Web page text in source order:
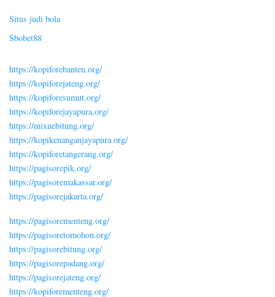
Situs judi bola
Sbobet88
https://kopiforebanten.org/
https://kopiforejateng.org/
https://kopiforesumut.org/
https://kopiforejayapura.org/
https://mixuebitung.org/
https://kopikenanganjayapura.org/
https://kopiforetangerang.org/
https://pagisorepik.org/
https://pagisoremakassar.org/
https://pagisorejakarta.org/
https://pagisorementeng.org/
https://pagisoretomohon.org/
https://pagisorebitung.org/
https://pagisorepadang.org/
https://pagisorejateng.org/
https://kopiforementeng.org/